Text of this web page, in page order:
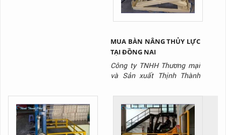
MUA BÀN NÂNG THỦY LỰC
TẠI ĐỒNG NAI
Công ty TNHH Thương mại
và Sản xuất Thịnh Thành
xuất dòng sản phẩm bàn
nâng thủy lực chất lượng
nhất trên thị trường hiện
nay.